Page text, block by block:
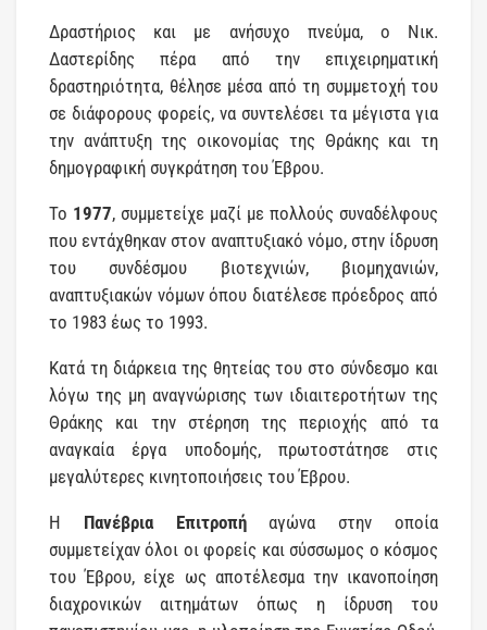
Δραστήριος και με ανήσυχο πνεύμα, ο Νικ.
Δαστερίδης πέρα από την επιχειρηματική
δραστηριότητα, θέλησε μέσα από τη συμμετοχή του
σε διάφορους φορείς, να συντελέσει τα μέγιστα για
την ανάπτυξη της οικονομίας της Θράκης και τη
δημογραφική συγκράτηση του Έβρου.
Το 1977, συμμετείχε μαζί με πολλούς συναδέλφους
που εντάχθηκαν στον αναπτυξιακό νόμο, στην ίδρυση
του συνδέσμου βιοτεχνιών, βιομηχανιών,
αναπτυξιακών νόμων όπου διατέλεσε πρόεδρος από
το 1983 έως το 1993.
Κατά τη διάρκεια της θητείας του στο σύνδεσμο και
λόγω της μη αναγνώρισης των ιδιαιτεροτήτων της
Θράκης και την στέρηση της περιοχής από τα
αναγκαία έργα υποδομής, πρωτοστάτησε στις
μεγαλύτερες κινητοποιήσεις του Έβρου.
Η Πανέβρια Επιτροπήαγώνα στην οποία
συμμετείχαν όλοι οι φορείς και σύσσωμος ο κόσμος
του Έβρου, είχε ως αποτέλεσμα την ικανοποίηση
διαχρονικών αιτημάτων όπως η ίδρυση του